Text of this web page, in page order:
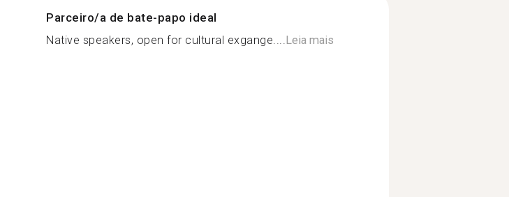
Parceiro/a de bate-papo ideal
Native speakers, open for cultural exgange....Leia mais